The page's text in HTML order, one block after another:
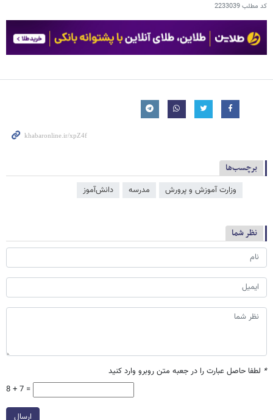
کد مطلب2233039
برچسب‌ها
وزارت آموزش و پرورش مدرسه دانش‌آموز
نظر شما
* لطفا حاصل عبارت را در جعبه متن روبرو وارد کنید
8 + 7 =
ارسال